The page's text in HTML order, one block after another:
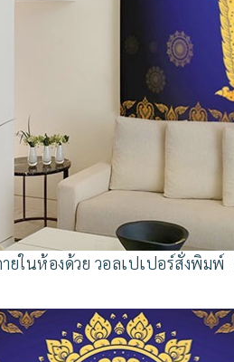
ยในห้องด้วย วอลเปเปอร์สั่งพิมพ์